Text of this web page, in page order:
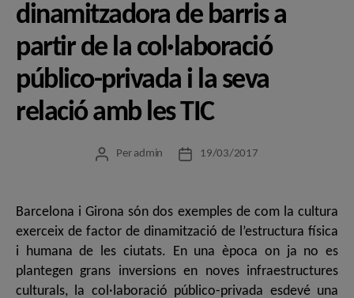
dinamitzadora de barris a
partir de la col·laboració
público-privada i la seva
relació amb les TIC
Autor
Per admin
Data19/03/2017
Barcelona i Girona són dos exemples de com la cultura
exerceix de factor de dinamització de l’estructura física
i humana de les ciutats. En una època on ja no es
plantegen grans inversions en noves infraestructures
culturals, la col·laboració público-privada esdevé una